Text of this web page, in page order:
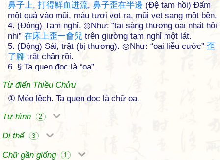
鼻子上, 打得鮮血迸流, 鼻子歪在半邊 (Đệ tam hồi) Đấm
một quả vào mũi, máu tươi vọt ra, mũi vẹt sang một bên.
4. (Động) Tạm nghỉ. ◎Như: “tại sàng thượng oai nhất hội
nhi” 在床上歪一會兒 trên giường tạm nghỉ một lát.
5. (Động) Sái, trật (bị thương). ◎Như: “oai liễu cước” 歪
了腳 trật chân rồi.
6. § Ta quen đọc là “oa”.
Từ điển Thiều Chửu
① Méo lệch. Ta quen đọc là chữ oa.
Tự hình
2
Dị thể 3
Chữ gần giống 1